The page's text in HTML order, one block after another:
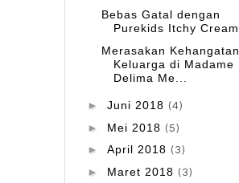
Bebas Gatal dengan
Purekids Itchy Cream
Merasakan Kehangatan
Keluarga di Madame
Delima Me...
► Juni 2018 (4)
► Mei 2018 (5)
► April 2018 (3)
► Maret 2018 (3)